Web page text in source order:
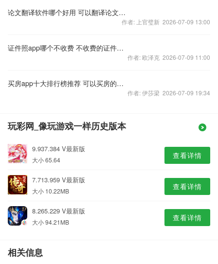
论文翻译软件哪个好用 可以翻译论文的app推荐
作者: 上官璧新 2026-07-09 13:00
证件照app哪个不收费 不收费的证件照软件合集
作者: 欧泽克 2026-07-09 11:00
买房app十大排行榜推荐 可以买房的十大软件介绍
作者: 伊莎梁 2026-07-09 19:34
玩彩网_像玩游戏一样历史版本
9.937.384 V最新版
大小 65.64 查看详情
7.713.959 V最新版
大小 10.22MB 查看详情
8.265.229 V最新版
大小 94.21MB 查看详情
相关信息